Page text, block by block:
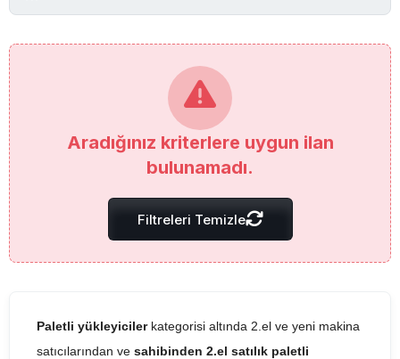
Aradığınız kriterlere uygun ilan
bulunamadı.
Filtreleri Temizle
Paletli yükleyicilerkategorisi altında 2.el ve yeni makina
satıcılarından ve sahibinden 2.el satılık paletli